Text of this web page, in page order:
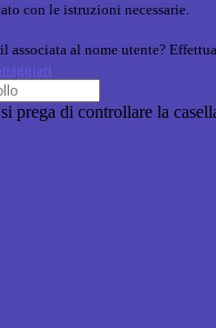
con le istruzioni necessarie.
associata al nome utente?
prega di controllare la